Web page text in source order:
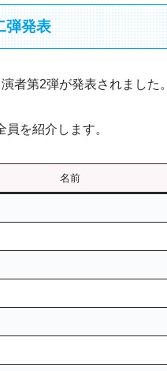
発表
者第2弾が発表されました。
を紹介します。
名前